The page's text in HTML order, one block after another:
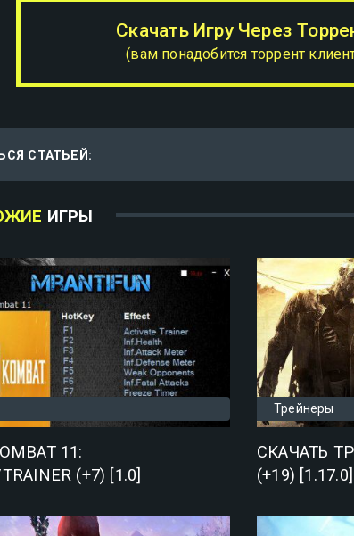
Скачать Игру Через
(вам понадобится торрент
СТАТЬЕЙ:
ИГРЫ
11:
(+7) [1.0]
Трейнеры
СКАЧАТЬ
(+19)